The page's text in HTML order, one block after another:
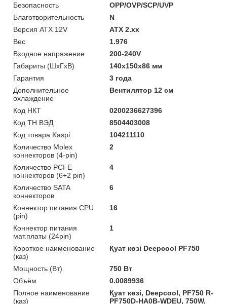
Безопасность
OPP/OVP/SCP/UVP
Благотворительность
N
Версия ATX 12V
ATX 2.xx
Вес
1.976
Входное напряжение
200-240V
Габариты (ШхГхВ)
140x150x86 мм
Гарантия
3 года
Дополнительное
охлаждение
Вентилятор 12 см
Код НКТ
0200236627396
Код ТН ВЭД
8504403008
Код товара Kaspi
104211110
Количество Molex
коннекторов (4-pin)
2
Количество PCI-E
коннекторов (6+2 pin)
4
Количество SATA
коннекторов
6
Коннектор питания CPU
(pin)
16
Коннектор питания
мат.платы (24pin)
1
Короткое наименование
(каз)
Қуат көзі Deepcool PF750
Мощность (Bт)
750 Вт
Объём
0.0089936
Полное наименование
(каз)
Қуат көзі, Deepcool, PF750 R-
PF750D-HA0B-WDEU, 750W,